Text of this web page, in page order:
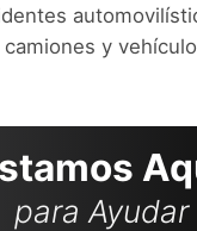
y
para Ayudar